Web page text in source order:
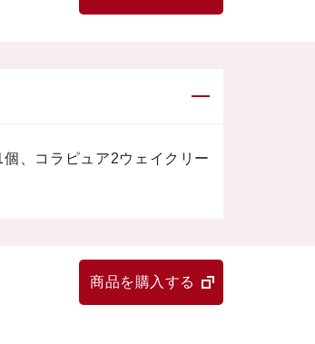
、コラピュア2ウェイクリー
商品を購入する